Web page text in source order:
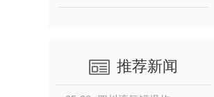
推荐新闻